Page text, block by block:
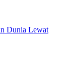
Dunia Lewat